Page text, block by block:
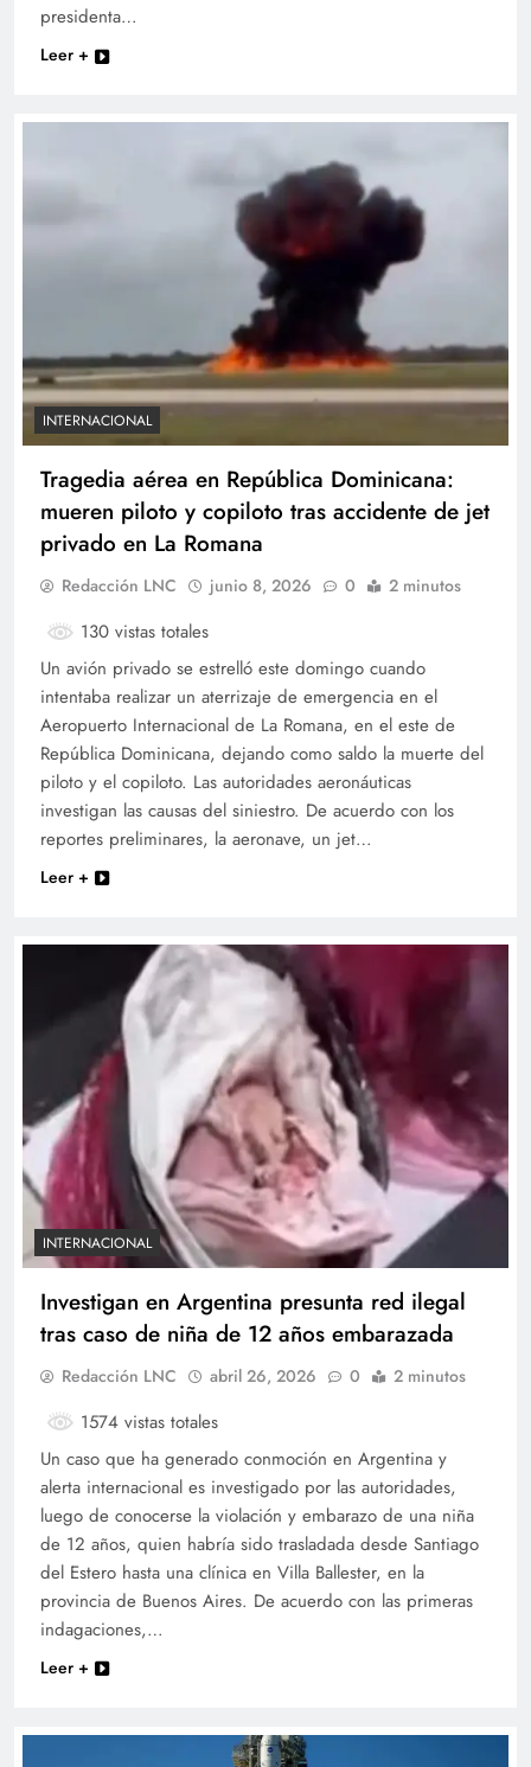
presidenta…
Leer +
INTERNACIONAL
Tragedia aérea en República Dominicana:
mueren piloto y copiloto tras accidente de jet
privado en La Romana
Redacción LNC junio 8, 2026 0 2 minutos
130 vistas totales
Un avión privado se estrelló este domingo cuando
intentaba realizar un aterrizaje de emergencia en el
Aeropuerto Internacional de La Romana, en el este de
República Dominicana, dejando como saldo la muerte del
piloto y el copiloto. Las autoridades aeronáuticas
investigan las causas del siniestro. De acuerdo con los
reportes preliminares, la aeronave, un jet…
Leer +
INTERNACIONAL
Investigan en Argentina presunta red ilegal
tras caso de niña de 12 años embarazada
Redacción LNC abril 26, 2026 0 2 minutos
1574 vistas totales
Un caso que ha generado conmoción en Argentina y
alerta internacional es investigado por las autoridades,
luego de conocerse la violación y embarazo de una niña
de 12 años, quien habría sido trasladada desde Santiago
del Estero hasta una clínica en Villa Ballester, en la
provincia de Buenos Aires. De acuerdo con las primeras
indagaciones,…
Leer +